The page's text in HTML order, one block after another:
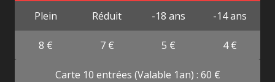
Plein Réduit -18 ans -14 ans
8 € 7 € 5 € 4 €
Carte 10 entrées (Valable 1an) : 60 €